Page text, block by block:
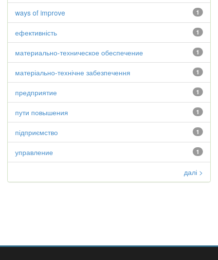
1
ways of improve
1
ефективність
1
материально-техническое обеспечение
1
матеріально-технічне забезпечення
1
предприятие
1
пути повышения
1
підприємство
1
управление
далі >